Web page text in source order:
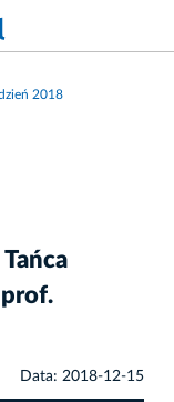
2018
Data: 2018-12-15